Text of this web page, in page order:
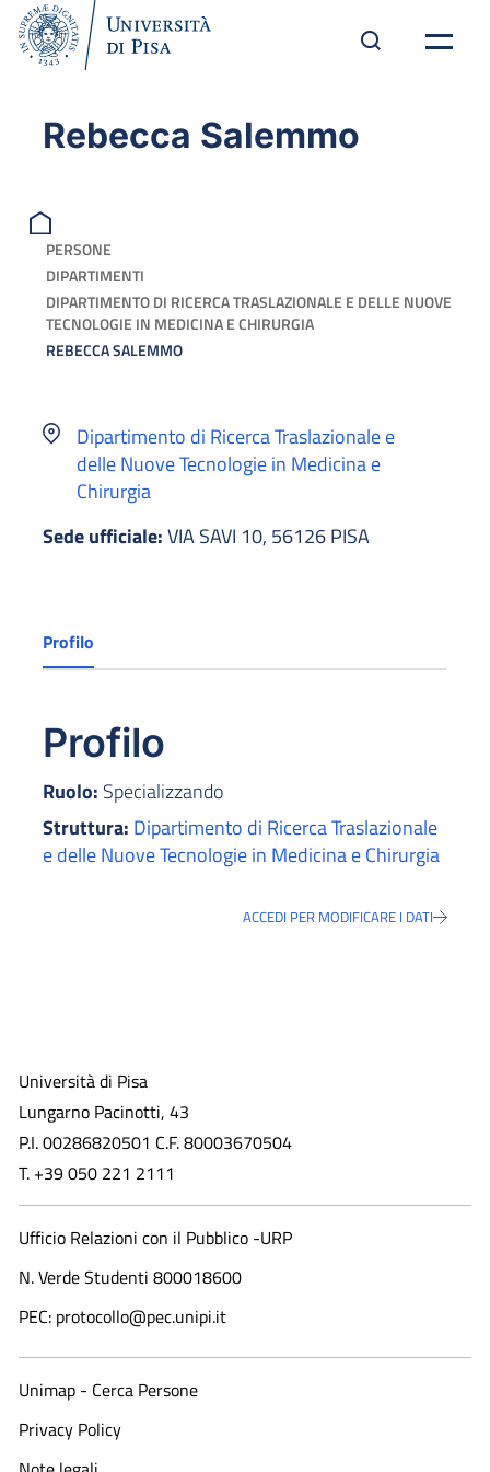
Rebecca Salemmo
PERSONE
DIPARTIMENTI
DIPARTIMENTO DI RICERCA TRASLAZIONALE E DELLE NUOVE
TECNOLOGIE IN MEDICINA E CHIRURGIA
REBECCA SALEMMO
Dipartimento di Ricerca Traslazionale e
delle Nuove Tecnologie in Medicina e
Chirurgia
Sede ufficiale:VIA SAVI 10, 56126 PISA
Profilo
Profilo
Ruolo: Specializzando
Struttura: Dipartimento di Ricerca Traslazionale
e delle Nuove Tecnologie in Medicina e Chirurgia
ACCEDI PER MODIFICARE I DATI
Università di Pisa
Lungarno Pacinotti, 43
P.I. 00286820501 C.F. 80003670504
T. +39 050 221 2111
Ufficio Relazioni con il Pubblico -URP
N. Verde Studenti 800018600​
PEC: protocollo@pec.unipi.it
Unimap - Cerca Persone
Privacy Policy